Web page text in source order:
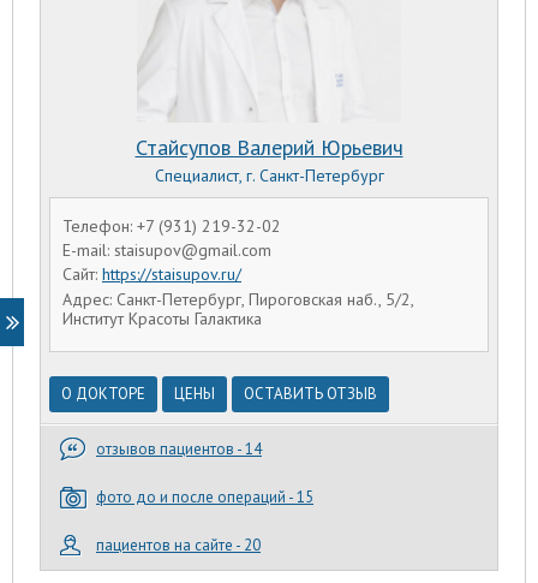
Телефон: +7 (931) 219-32-02
E-mail: staisupov@gmail.com
Сайт: https://staisupov.ru/
Адрес: Санкт-Петербург, Пироговская наб., 5/2,
Институт Красоты Галактика
Стайсупов Валерий Юрьевич
Специалист, г. Санкт-Петербург
О ДОКТОРЕ ЦЕНЫ ОСТАВИТЬ ОТЗЫВ
отзывов пациентов - 14
фото до и после операций - 15
пациентов на сайте - 20